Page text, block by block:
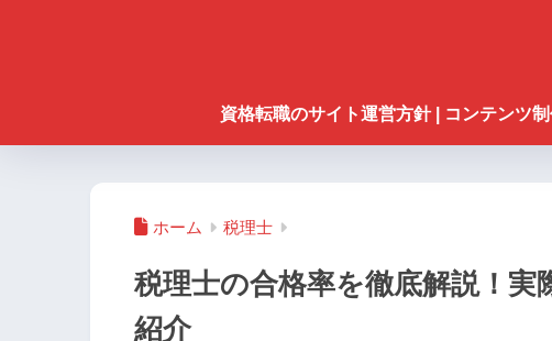
資格転職のサイト運営方針 | コンテンツ
ホーム 税理士
税理士の合格率を徹底解説！
紹介